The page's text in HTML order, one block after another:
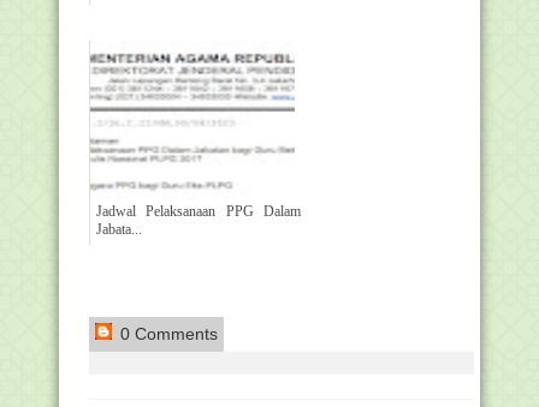
Jadwal Pelaksanaan PPG Dalam
Jabata...
0 Comments